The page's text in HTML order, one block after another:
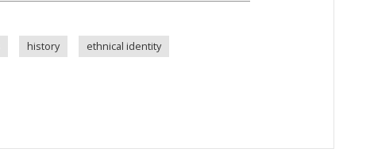
history ethnical identity